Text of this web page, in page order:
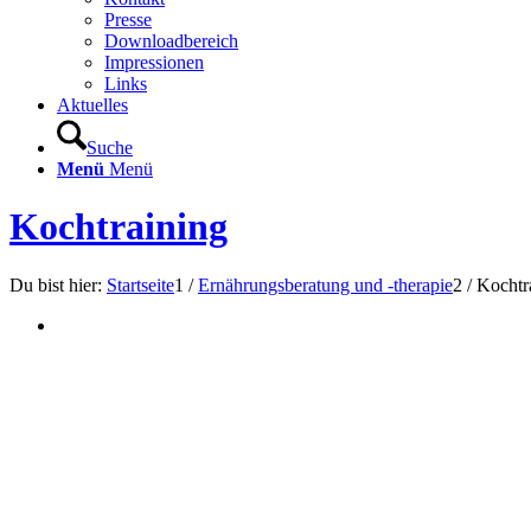
Presse
Downloadbereich
Impressionen
Links
Aktuelles
Suche
Menü Menü
Kochtraining
Du bist hier: Startseite1 / Ernährungsberatung und -therapie2 /